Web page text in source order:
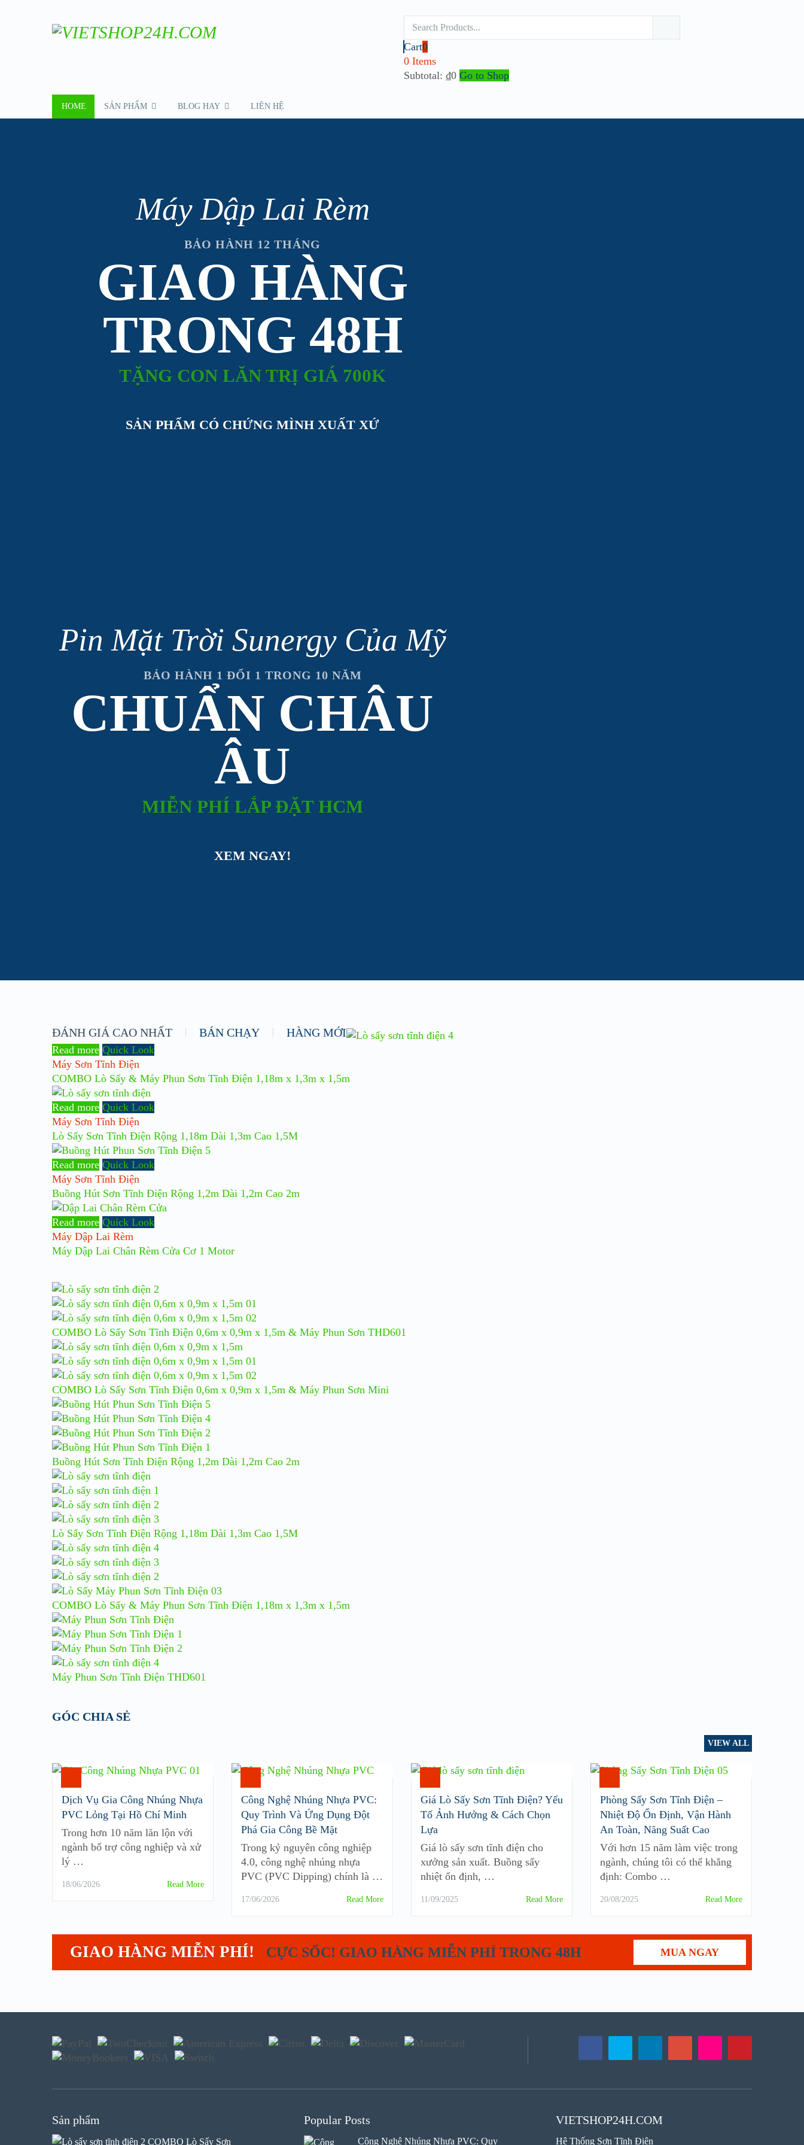
Cart0
0 Items
Subtotal: ₫0 Go to Shop
HOME SẢN PHẨM BLOG HAY LIÊN HỆ
Máy Dập Lai Rèm
BẢO HÀNH 12 THÁNG
GIAO HÀNG
TRONG 48H
TẶNG CON LĂN TRỊ GIÁ 700K
SẢN PHẨM CÓ CHỨNG MÌNH XUẤT XỨ
Pin Mặt Trời Sunergy Của Mỹ
BẢO HÀNH 1 ĐỔI 1 TRONG 10 NĂM
CHUẨN CHÂU
ÂU
MIỄN PHÍ LẮP ĐẶT HCM
XEM NGAY!
ĐÁNH GIÁ CAO NHẤT BÁN CHẠY HÀNG MỚI
Read more Quick Look
Máy Sơn Tĩnh Điện
COMBO Lò Sấy & Máy Phun Sơn Tĩnh Điện 1,18m x 1,3m x 1,5m
Read more Quick Look
Máy Sơn Tĩnh Điện
Lò Sấy Sơn Tĩnh Điện Rộng 1,18m Dài 1,3m Cao 1,5M
Read more Quick Look
Máy Sơn Tĩnh Điện
Buồng Hút Sơn Tĩnh Điện Rộng 1,2m Dài 1,2m Cao 2m
Read more Quick Look
Máy Dập Lai Rèm
Máy Dập Lai Chân Rèm Cửa Cơ 1 Motor
COMBO Lò Sấy Sơn Tĩnh Điện 0,6m x 0,9m x 1,5m & Máy Phun Sơn THD601
COMBO Lò Sấy Sơn Tĩnh Điện 0,6m x 0,9m x 1,5m & Máy Phun Sơn Mini
Buồng Hút Sơn Tĩnh Điện Rộng 1,2m Dài 1,2m Cao 2m
Lò Sấy Sơn Tĩnh Điện Rộng 1,18m Dài 1,3m Cao 1,5M
COMBO Lò Sấy & Máy Phun Sơn Tĩnh Điện 1,18m x 1,3m x 1,5m
Máy Phun Sơn Tĩnh Điện THD601
GÓC CHIA SẺ
VIEW ALL
Dịch Vụ Gia Công Nhúng Nhựa
PVC Lỏng Tại Hồ Chí Minh
Trong hơn 10 năm lăn lộn với
ngành bổ trợ công nghiệp và xử
lý …
18/06/2026 Read More
Công Nghệ Nhúng Nhựa PVC:
Quy Trình Và Ứng Dụng Đột
Phá Gia Công Bề Mặt
Trong kỷ nguyên công nghiệp
4.0, công nghệ nhúng nhựa
PVC (PVC Dipping) chính là …
17/06/2026 Read More
Giá Lò Sấy Sơn Tĩnh Điện? Yếu
Tố Ảnh Hưởng & Cách Chọn
Lựa
Giá lò sấy sơn tĩnh điện cho
xưởng sản xuất. Buồng sấy
nhiệt ổn định, …
11/09/2025 Read More
Phòng Sấy Sơn Tĩnh Điện –
Nhiệt Độ Ổn Định, Vận Hành
An Toàn, Năng Suất Cao
Với hơn 15 năm làm việc trong
ngành, chúng tôi có thể khẳng
định: Combo …
20/08/2025 Read More
GIAO HÀNG MIỄN PHÍ! CỰC SỐC! GIAO HÀNG MIỄN PHÍ TRONG 48H MUA NGAY
Sản phẩm
COMBO Lò Sấy Sơn
Popular Posts
Công Nghệ Nhúng Nhựa PVC: Quy
VIETSHOP24H.COM
Hệ Thống Sơn Tĩnh Điện